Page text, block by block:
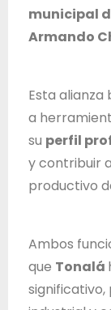
municipal
Armando
Esta
a
su perfil
y contribuir
productivo
Ambos
que Tonalá